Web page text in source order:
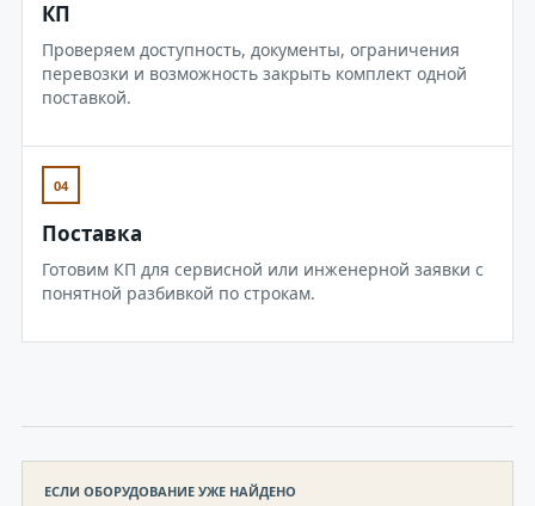
КП
Проверяем доступность, документы, ограничения
перевозки и возможность закрыть комплект одной
поставкой.
04
Поставка
Готовим КП для сервисной или инженерной заявки с
понятной разбивкой по строкам.
ЕСЛИ ОБОРУДОВАНИЕ УЖЕ НАЙДЕНО